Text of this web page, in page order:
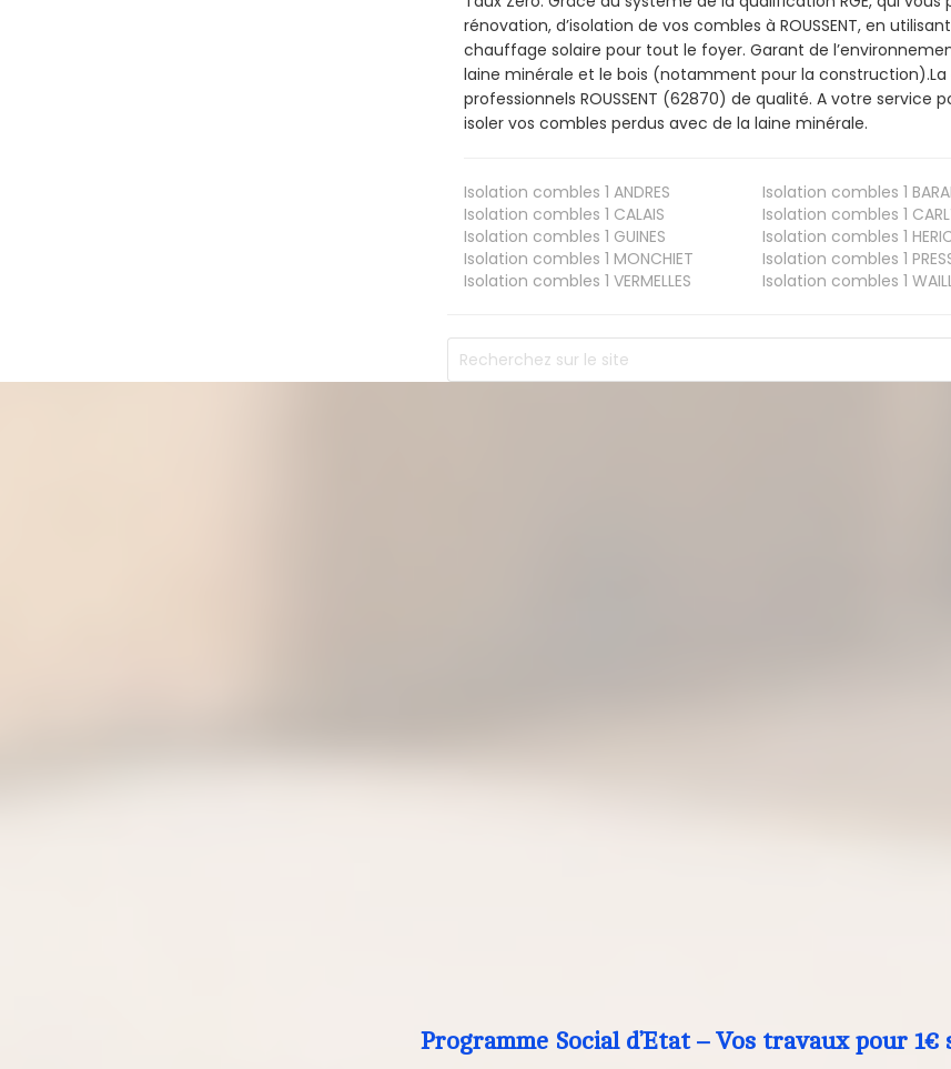
rénovation, d’isolation de vos combles à ROUSSENT, en
chauffage solaire pour tout le foyer. Garant de
laine minérale et le bois (notamment pour la construction).La
professionnels ROUSSENT (62870) de qualité. A votre service
isoler vos combles perdus avec de la laine minérale.
Isolation combles 1 ANDRES Isolation combles 1
Isolation combles 1 CALAIS Isolation combles 1
Isolation combles 1 GUINES Isolation combles 1
Isolation combles 1 MONCHIET Isolation combles 1
Isolation combles 1 VERMELLES Isolation combles 1
Programme Social d’Etat – Vos travaux pour 1€